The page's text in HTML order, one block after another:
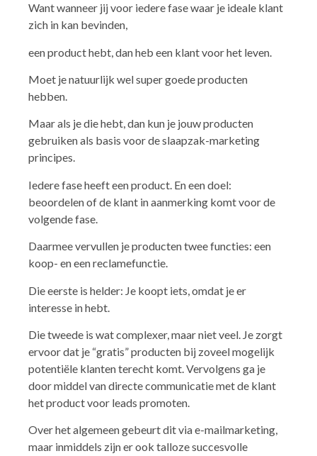
Want wanneer jij voor iedere fase waar je ideale klant
zich in kan bevinden,
een product hebt, dan heb een klant voor het leven.
Moet je natuurlijk wel super goede producten
hebben.
Maar als je die hebt, dan kun je jouw producten
gebruiken als basis voor de slaapzak-marketing
principes.
Iedere fase heeft een product. En een doel:
beoordelen of de klant in aanmerking komt voor de
volgende fase.
Daarmee vervullen je producten twee functies: een
koop- en een reclamefunctie.
Die eerste is helder: Je koopt iets, omdat je er
interesse in hebt.
Die tweede is wat complexer, maar niet veel. Je zorgt
ervoor dat je “gratis” producten bij zoveel mogelijk
potentiële klanten terecht komt. Vervolgens ga je
door middel van directe communicatie met de klant
het product voor leads promoten.
Over het algemeen gebeurt dit via e-mailmarketing,
maar inmiddels zijn er ook talloze succesvolle